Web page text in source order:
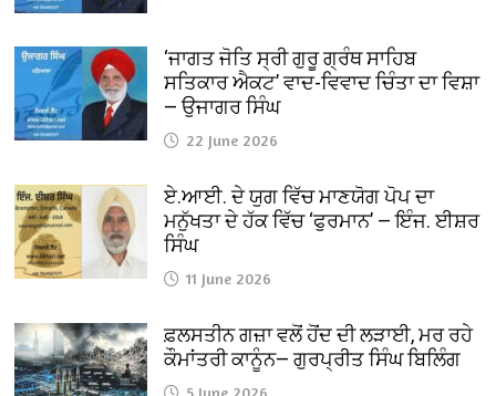
‘ਜਾਗਤ ਜੋਤਿ ਸ੍ਰੀ ਗੁਰੂ ਗ੍ਰੰਥ ਸਾਹਿਬ
ਸਤਿਕਾਰ ਐਕਟ’ ਵਾਦ-ਵਿਵਾਦ ਚਿੰਤਾ ਦਾ ਵਿਸ਼ਾ
— ਉਜਾਗਰ ਸਿੰਘ
22 June 2026
ਏ.ਆਈ. ਦੇ ਯੁਗ ਵਿੱਚ ਮਾਣਯੋਗ ਪੋਪ ਦਾ
ਮਨੁੱਖਤਾ ਦੇ ਹੱਕ ਵਿੱਚ ‘ਫੁਰਮਾਨ’ — ਇੰਜ. ਈਸ਼ਰ
ਸਿੰਘ
11 June 2026
ਫ਼ਲਸਤੀਨ ਗਜ਼ਾ ਵਲੋਂ ਹੋਂਦ ਦੀ ਲੜਾਈ, ਮਰ ਰਹੇ
ਕੌਮਾਂਤਰੀ ਕਾਨੂੰਨ— ਗੁਰਪ੍ਰੀਤ ਸਿੰਘ ਬਿਲਿੰਗ